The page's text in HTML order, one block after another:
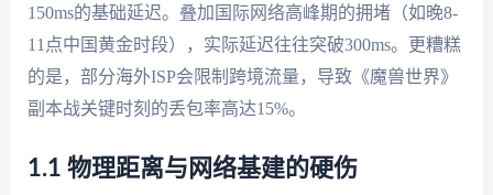
150ms的基础延迟。叠加国际网络高峰期的拥堵（如晚8-
11点中国黄金时段），实际延迟往往突破300ms。更糟糕
的是，部分海外ISP会限制跨境流量，导致《魔兽世界》
副本战关键时刻的丢包率高达15%。
1.1 物理距离与网络基建的硬伤